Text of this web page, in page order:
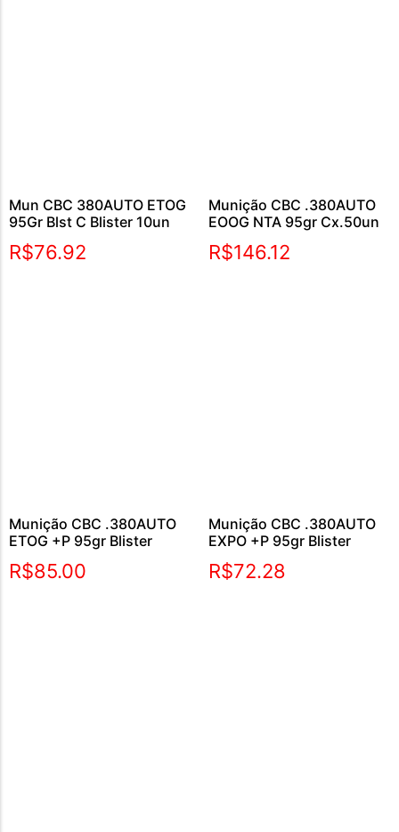
Mun CBC 380AUTO ETOG
95Gr Blst C Blister 10un
R$76.92
Munição CBC .380AUTO
EOOG NTA 95gr Cx.50un
R$146.12
Munição CBC .380AUTO
ETOG +P 95gr Blister
R$85.00
Munição CBC .380AUTO
EXPO +P 95gr Blister
R$72.28